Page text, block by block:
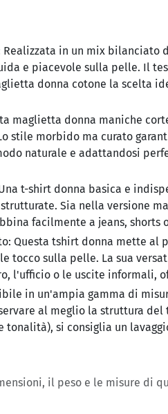
Realizzata in un mix bilanciato
e piacevole sulla pelle. Il
donna cotone la scelta
maglietta donna maniche
stile morbido ma curato
naturale e adattandosi
t-shirt donna basica e
Sia nella versione
facilmente a jeans, shorts
Questa tshirt donna mette al
tocco sulla pelle. La sua
l'ufficio o le uscite informali,
in un'ampia gamma di
al meglio la struttura
si consiglia un
il peso e le misure di